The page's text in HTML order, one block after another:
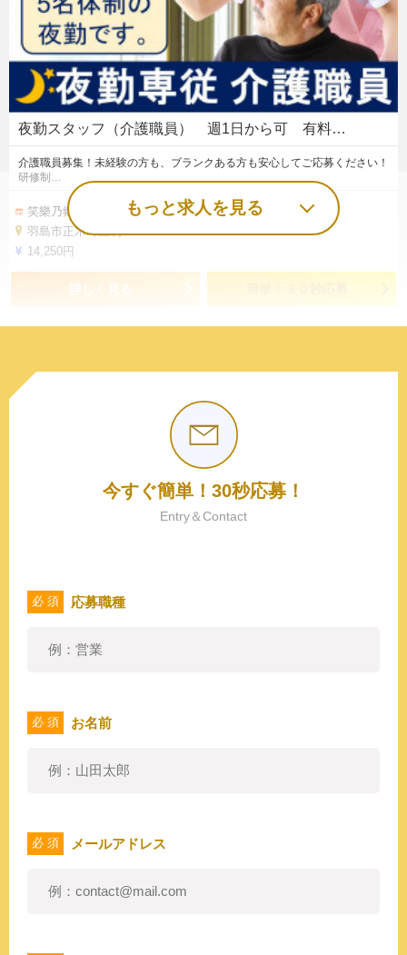
夜勤スタッフ（介護職員） 週1日から可 有料…
介護職員募集！未経験の方も、ブランクある方も安心してご応募ください！
研修制…
笑樂乃郷 大晃
羽島市正木町曲利751-1
14,250円
詳しく見る
もっと求人を見る
今すぐ簡単！30秒応募！
Entry＆Contact
必 須 応募職種
必 須 お名前
必 須 メールアドレス